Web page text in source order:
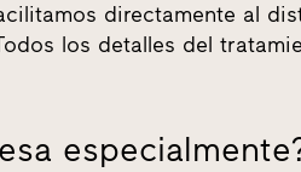
directamente al
los detalles del